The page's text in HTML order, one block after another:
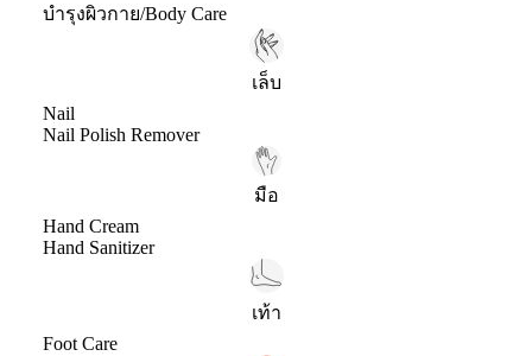
บำรุงผิวกาย/Body Care
เล็บ
Nail
Nail Polish Remover
มือ
Hand Cream
Hand Sanitizer
เท้า
Foot Care